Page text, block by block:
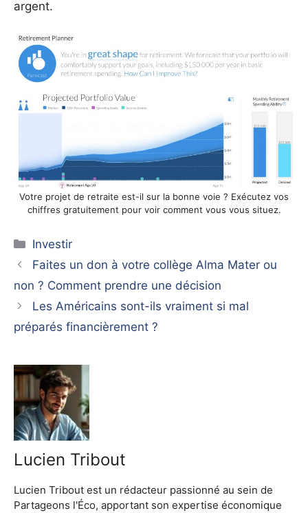
argent.
Votre projet de retraite est-il sur la bonne voie ? Exécutez vos
chiffres gratuitement pour voir comment vous vous situez.
Catégories
Investir
Faites un don à votre collège Alma Mater ou
non ? Comment prendre une décision
Les Américains sont-ils vraiment si mal
préparés financièrement ?
Lucien Tribout
Lucien Tribout est un rédacteur passionné au sein de
Partageons l'Éco, apportant son expertise économique